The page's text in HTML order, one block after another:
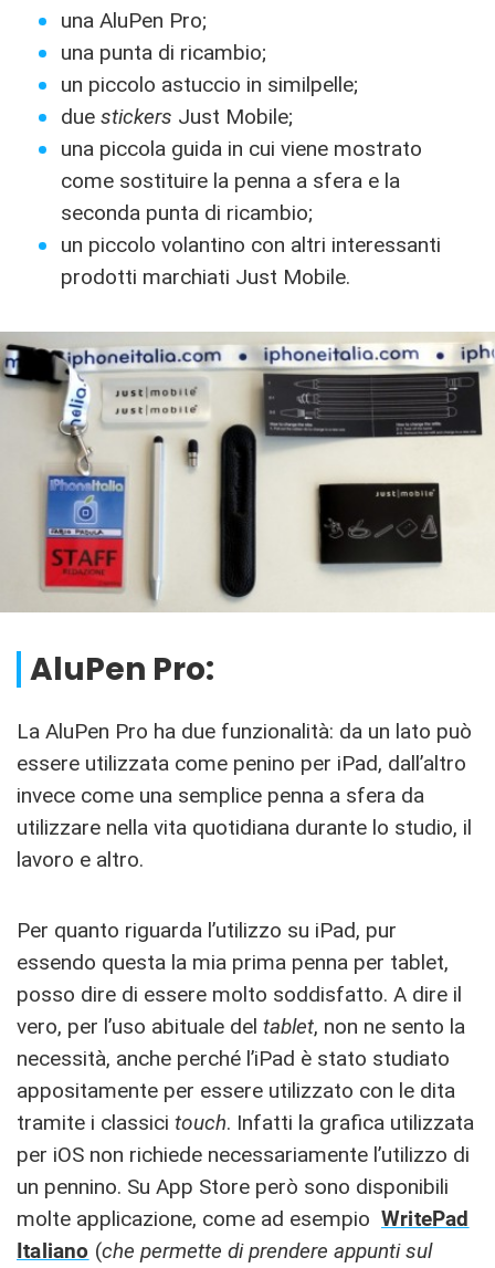
una AluPen Pro;
una punta di ricambio;
un piccolo astuccio in similpelle;
due stickers Just Mobile;
una piccola guida in cui viene mostrato
come sostituire la penna a sfera e la
seconda punta di ricambio;
un piccolo volantino con altri interessanti
prodotti marchiati Just Mobile.
AluPen Pro:
La AluPen Pro ha due funzionalità: da un lato può
essere utilizzata come penino per iPad, dall’altro
invece come una semplice penna a sfera da
utilizzare nella vita quotidiana durante lo studio, il
lavoro e altro.
Per quanto riguarda l’utilizzo su iPad, pur
essendo questa la mia prima penna per tablet,
posso dire di essere molto soddisfatto. A dire il
vero, per l’uso abituale del tablet, non ne sento la
necessità, anche perché l’iPad è stato studiato
appositamente per essere utilizzato con le dita
tramite i classici touch. Infatti la grafica utilizzata
per iOS non richiede necessariamente l’utilizzo di
un pennino. Su App Store però sono disponibili
molte applicazione, come ad esempio WritePad
Italiano (che permette di prendere appunti sul